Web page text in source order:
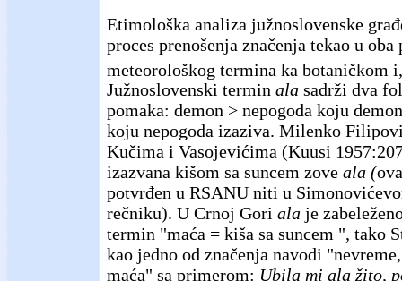
Etimološka analiza južnoslovenske
proces prenošenja značenja tekao u oba
meteorološkog termina ka botaničkom
Južnoslovenski termin ala sadrži dva
pomaka: demon > nepogoda koju
koju nepogoda izaziva. Milenko
Kučima i Vasojevićima (Kuusi
izazvana kišom sa suncem zove ala (
potvrđen u RSANU niti u
rečniku). U Crnoj Gori ala je
termin "maća = kiša sa suncem ", tako
kao jedno od značenja navodi
maća" sa primerom: Ubila mi ala žito,